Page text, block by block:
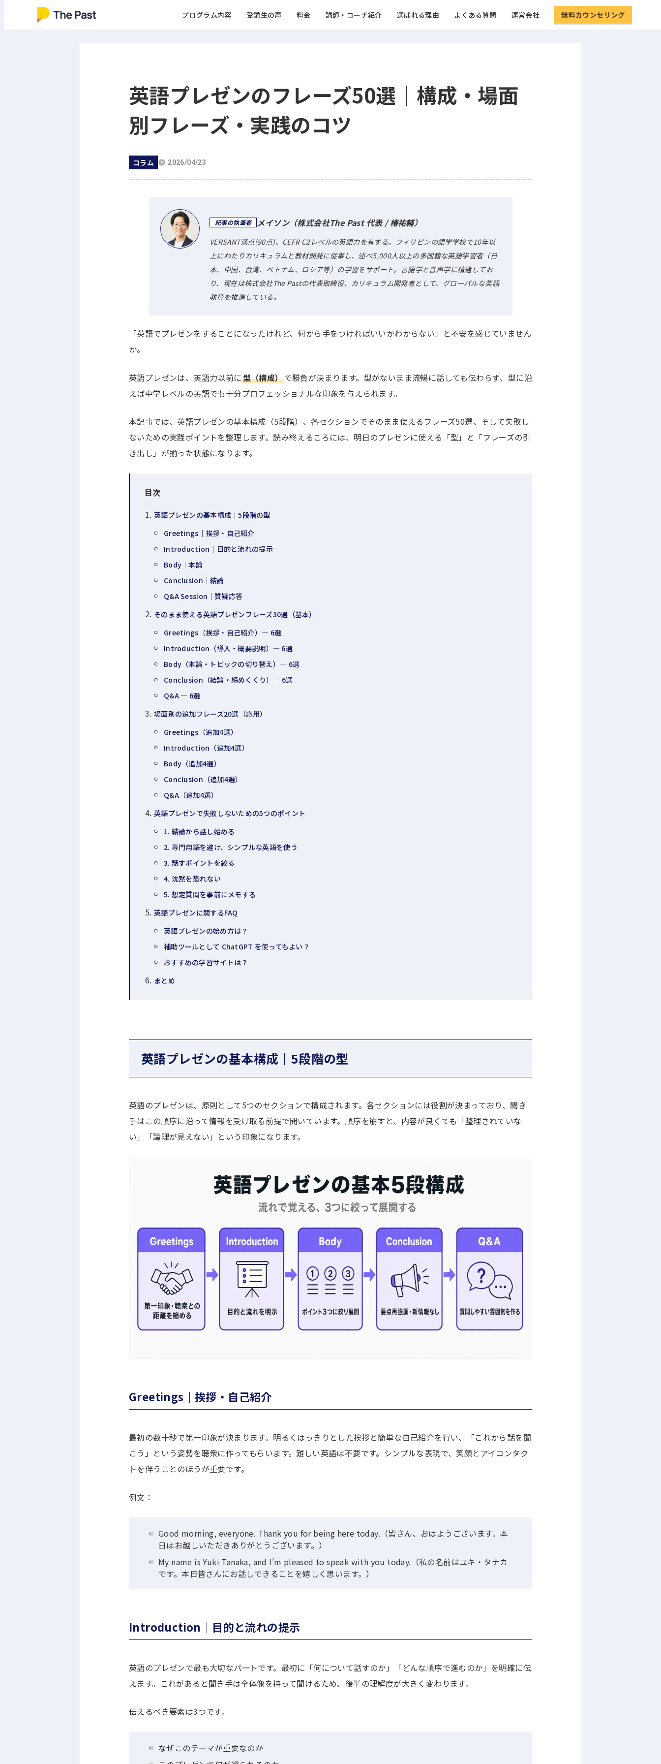
プログラム内容 受講生の声 料金 講師・コーチ紹介 選ばれる理由 よくある質問 運営会社 無料カウンセリング
英語プレゼンのフレーズ50選｜構成・場面
別フレーズ・実践のコツ
コラム 2026/04/23
記事の執筆者 メイソン（株式会社The Past 代表 / 椿祐輔）
VERSANT満点(90点)、CEFR C2レベルの英語力を有する。フィリピンの語学学校で10年以
上にわたりカリキュラムと教材開発に従事し、述べ5,000人以上の多国籍な英語学習者（日
本、中国、台湾、ベトナム、ロシア等）の学習をサポート。言語学と音声学に精通してお
り、現在は株式会社The Pastの代表取締役、カリキュラム開発者として、グローバルな英語
教育を推進している。
「英語でプレゼンをすることになったけれど、何から手をつければいいかわからない」と不安を感じていません
か。
英語プレゼンは、英語力以前に型（構成）で勝負が決まります。型がないまま流暢に話しても伝わらず、型に沿
えば中学レベルの英語でも十分プロフェッショナルな印象を与えられます。
本記事では、英語プレゼンの基本構成（5段階）、各セクションでそのまま使えるフレーズ50選、そして失敗し
ないための実践ポイントを整理します。読み終えるころには、明日のプレゼンに使える「型」と「フレーズの引
き出し」が揃った状態になります。
目次
英語プレゼンの基本構成｜5段階の型
Greetings｜挨拶・自己紹介
Introduction｜目的と流れの提示
Body｜本論
Conclusion｜結論
Q&A Session｜質疑応答
そのまま使える英語プレゼンフレーズ30選（基本）
Greetings（挨拶・自己紹介）— 6選
Introduction（導入・概要説明）— 6選
Body（本論・トピックの切り替え）— 6選
Conclusion（結論・締めくくり）— 6選
Q&A — 6選
場面別の追加フレーズ20選（応用）
Greetings（追加4選）
Introduction（追加4選）
Body（追加4選）
Conclusion（追加4選）
Q&A（追加4選）
英語プレゼンで失敗しないための5つのポイント
1. 結論から話し始める
2. 専門用語を避け、シンプルな英語を使う
3. 話すポイントを絞る
4. 沈黙を恐れない
5. 想定質問を事前にメモする
英語プレゼンに関するFAQ
英語プレゼンの始め方は？
補助ツールとして ChatGPT を使ってもよい？
おすすめの学習サイトは？
まとめ
英語プレゼンの基本構成｜5段階の型
英語のプレゼンは、原則として5つのセクションで構成されます。各セクションには役割が決まっており、聞き
手はこの順序に沿って情報を受け取る前提で聞いています。順序を崩すと、内容が良くても「整理されていな
い」「論理が見えない」という印象になります。
Greetings｜挨拶・自己紹介
最初の数十秒で第一印象が決まります。明るくはっきりとした挨拶と簡単な自己紹介を行い、「これから話を聞
こう」という姿勢を聴衆に作ってもらいます。難しい英語は不要です。シンプルな表現で、笑顔とアイコンタク
トを伴うことのほうが重要です。
例文：
Good morning, everyone. Thank you for being here today.（皆さん、おはようございます。本
日はお越しいただきありがとうございます。）
My name is Yuki Tanaka, and I’m pleased to speak with you today.（私の名前はユキ・タナカ
です。本日皆さんにお話しできることを嬉しく思います。）
Introduction｜目的と流れの提示
英語のプレゼンで最も大切なパートです。最初に「何について話すのか」「どんな順序で進むのか」を明確に伝
えます。これがあると聞き手は全体像を持って聞けるため、後半の理解度が大きく変わります。
伝えるべき要素は3つです。
なぜこのテーマが重要なのか